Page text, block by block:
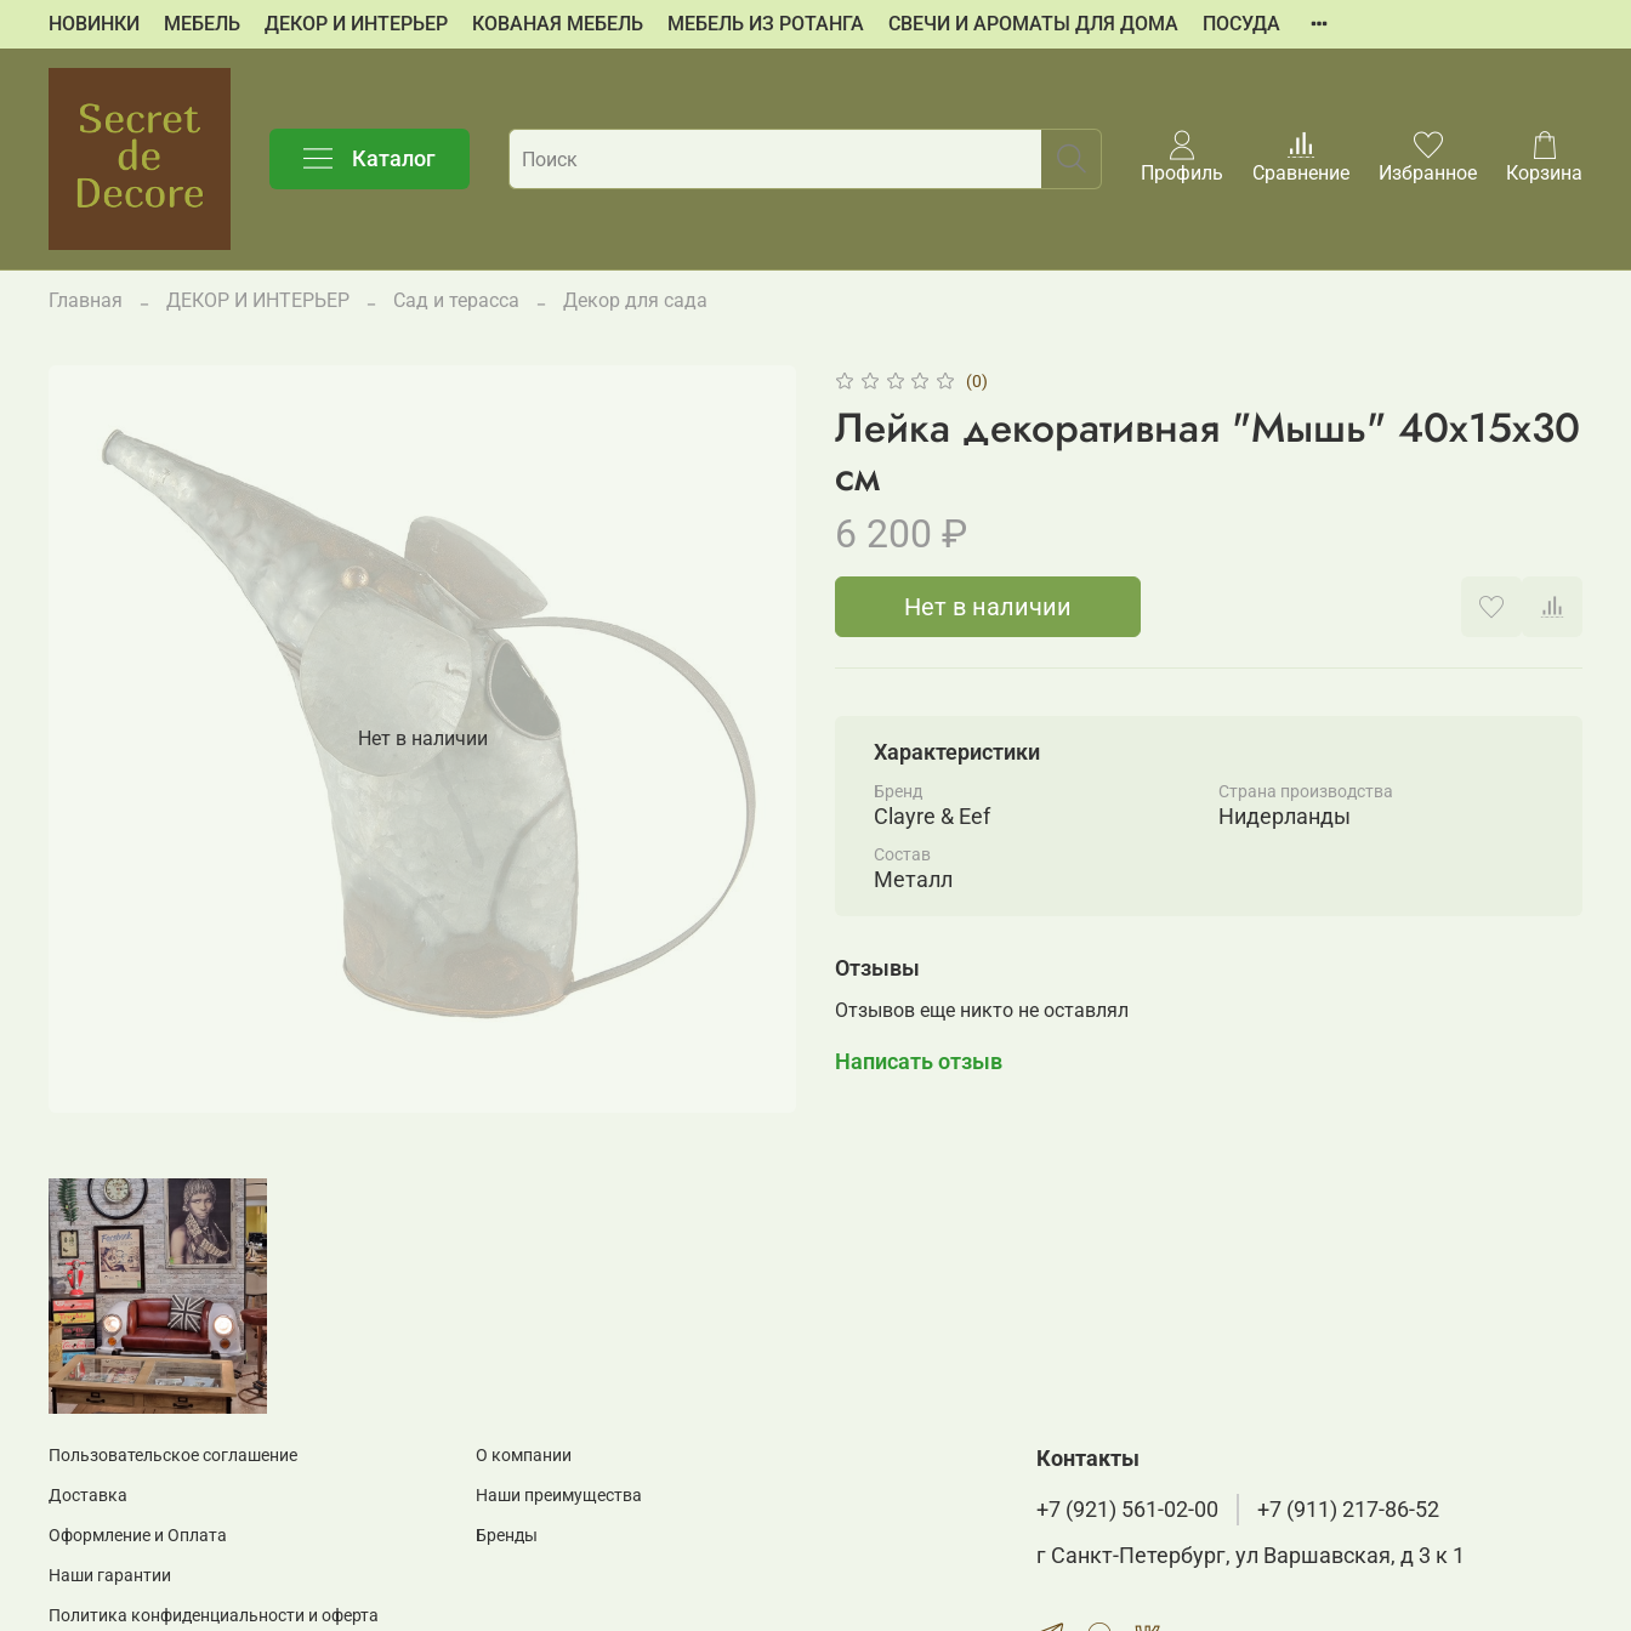
НОВИНКИ МЕБЕЛЬ ДЕКОР И ИНТЕРЬЕР КОВАНАЯ МЕБЕЛЬ МЕБЕЛЬ ИЗ РОТАНГА СВЕЧИ И АРОМАТЫ ДЛЯ ДОМА ПОСУДА
Каталог
Профиль Сравнение Избранное Корзина
Главная ДЕКОР И ИНТЕРЬЕР Сад и терасса Декор для сада
Нет в наличии
(0)
Лейка декоративная "Мышь" 40x15x30
см
6 200 ₽
Нет в наличии
Характеристики
Бренд
Clayre & Eef
Страна производства
Нидерланды
Состав
Металл
Отзывы
Отзывов еще никто не оставлял
Написать отзыв
Пользовательское соглашение
Доставка
Оформление и Оплата
Наши гарантии
Политика конфиденциальности и оферта
О компании
Наши преимущества
Бренды
Контакты
+7 (921) 561-02-00
+7 (911) 217-86-52
г Санкт-Петербург, ул Варшавская, д 3 к 1